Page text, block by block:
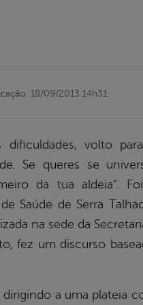
18/09/2013 14h31
dificuldades, volto
Se queres se
da tua aldeia”.
Saúde de Serra
na sede da
fez um discurso
a uma plateia